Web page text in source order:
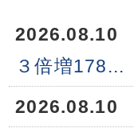
2026.08.10
３倍増178...
2026.08.10